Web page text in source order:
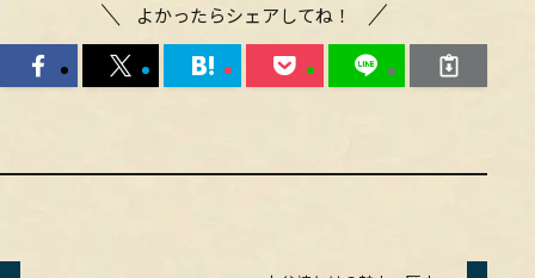
よかったらシェアしてね！